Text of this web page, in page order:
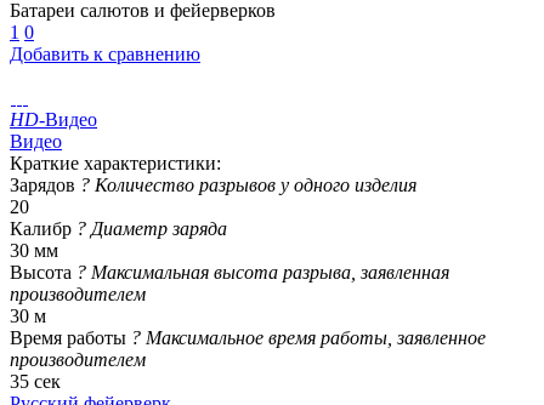
Батареи салютов и фейерверков
1 0
Добавить к сравнению
HD-Видео
Видео
Краткие характеристики:
Зарядов ? Количество разрывов у одного изделия
20
Калибр ? Диаметр заряда
30 мм
Высота ? Максимальная высота разрыва, заявленная
производителем
30 м
Время работы ? Максимальное время работы, заявленное
производителем
35 сек